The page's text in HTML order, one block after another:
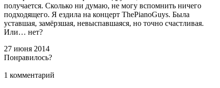
получается. Сколько ни думаю, не могу вспомнить ничего
подходящего. Я ездила на концерт ThePianoGuys. Была
уставшая, замёрзшая, невыспавшаяся, но точно счастливая.
Или… нет?
27 июня 2014
Понравилось?
1 комментарий